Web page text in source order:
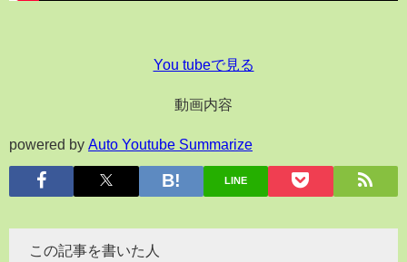
You tubeで見る
動画内容
powered by Auto Youtube Summarize
LINE
この記事を書いた人